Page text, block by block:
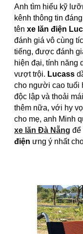
Anh tìm hiểu kỹ
kênh thông tin
tênxe lăn điện
đánh giá vô cùng
tiếng, được đánh
hiện đại, tính năng
vượt trội. Lucass
cho người cao tuổi
độc lập và thoải
thêm nữa, với hy
cho mẹ, anh Minh
xe lăn Đà Nẵng để
điện ưng ý nhất